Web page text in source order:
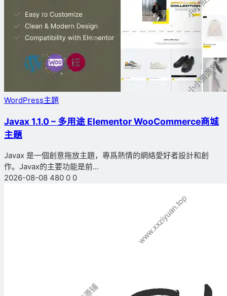
WordPress主題
Javax 1.1.0 – 多用途 Elementor WooCommerce商城
主題
Javax 是一個創意拖放主題，專爲熱情的網絡愛好者設計和創
作。Javax的主要功能是前...
2026-08-08 480 0 0